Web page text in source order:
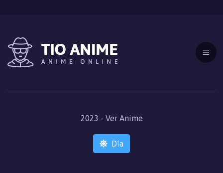
2023 - Ver Anime
Día